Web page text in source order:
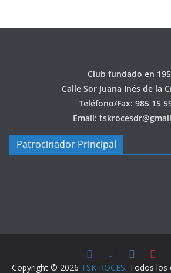
Club fundado en
Calle Sor Juana Inés de la
Teléfono/Fax: 985 15
Email:
Patrocinador Principal
Copyright © 2026 TSK ROCES. Todos los